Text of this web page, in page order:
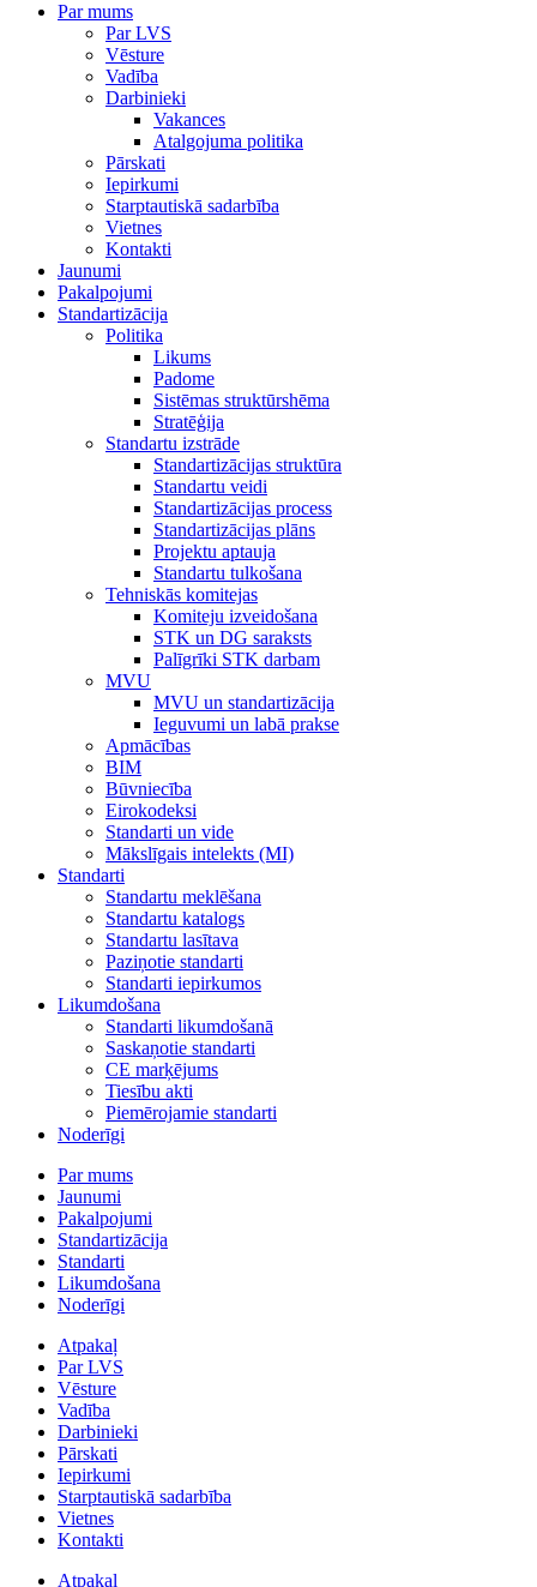
Par mums
Par LVS
Vēsture
Vadība
Darbinieki
Vakances
Atalgojuma politika
Pārskati
Iepirkumi
Starptautiskā sadarbība
Vietnes
Kontakti
Jaunumi
Pakalpojumi
Standartizācija
Politika
Likums
Padome
Sistēmas struktūrshēma
Stratēģija
Standartu izstrāde
Standartizācijas struktūra
Standartu veidi
Standartizācijas process
Standartizācijas plāns
Projektu aptauja
Standartu tulkošana
Tehniskās komitejas
Komiteju izveidošana
STK un DG saraksts
Palīgrīki STK darbam
MVU
MVU un standartizācija
Ieguvumi un labā prakse
Apmācības
BIM
Būvniecība
Eirokodeksi
Standarti un vide
Mākslīgais intelekts (MI)
Standarti
Standartu meklēšana
Standartu katalogs
Standartu lasītava
Paziņotie standarti
Standarti iepirkumos
Likumdošana
Standarti likumdošanā
Saskaņotie standarti
CE marķējums
Tiesību akti
Piemērojamie standarti
Noderīgi
Par mums
Jaunumi
Pakalpojumi
Standartizācija
Standarti
Likumdošana
Noderīgi
Atpakaļ
Par LVS
Vēsture
Vadība
Darbinieki
Pārskati
Iepirkumi
Starptautiskā sadarbība
Vietnes
Kontakti
Atpakaļ